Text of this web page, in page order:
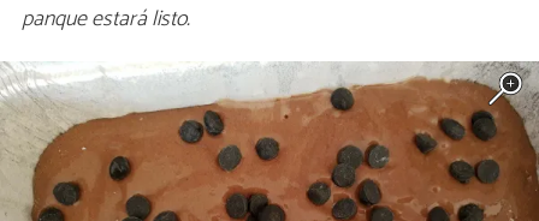
panque estará listo.